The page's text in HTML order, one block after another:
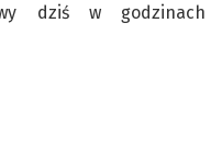
dziś w godzinach